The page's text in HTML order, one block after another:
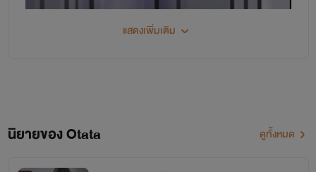
แสดงเพิ่มเติม
นิยายของ Otata ดูทั้งหมด